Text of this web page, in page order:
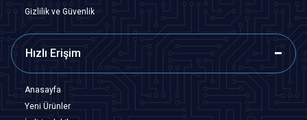
Gizlilik ve Güvenlik
Hızlı Erişim
Anasayfa
Yeni Ürünler